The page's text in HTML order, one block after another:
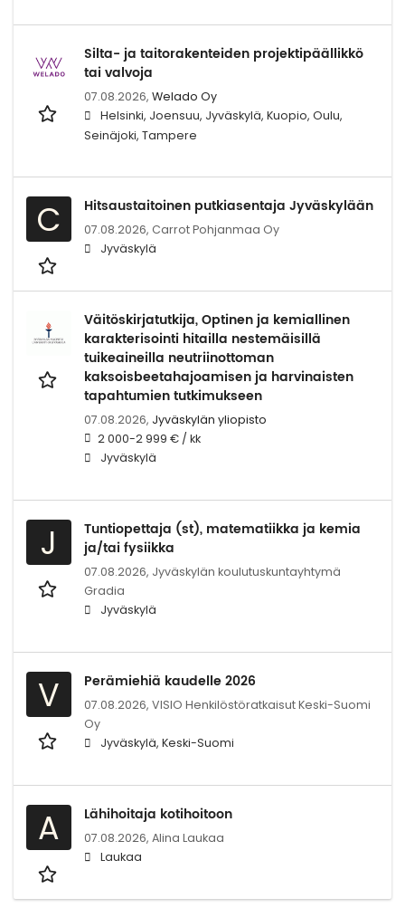
Silta- ja taitorakenteiden projektipäällikkö
tai valvoja
07.08.2026, Welado Oy
Helsinki, Joensuu, Jyväskylä, Kuopio, Oulu,
Seinäjoki, Tampere
C Hitsaustaitoinen putkiasentaja Jyväskylään
07.08.2026, Carrot Pohjanmaa Oy
Jyväskylä
Väitöskirjatutkija, Optinen ja kemiallinen
karakterisointi hitailla nestemäisillä
tuikeaineilla neutriinottoman
kaksoisbeetahajoamisen ja harvinaisten
tapahtumien tutkimukseen
07.08.2026, Jyväskylän yliopisto
2 000-2 999 € / kk
Jyväskylä
J
Tuntiopettaja (st), matematiikka ja kemia
ja/tai fysiikka
07.08.2026, Jyväskylän koulutuskuntayhtymä
Gradia
Jyväskylä
V Perämiehiä kaudelle 2026
07.08.2026, VISIO Henkilöstöratkaisut Keski-Suomi
Oy
Jyväskylä, Keski-Suomi
A Lähihoitaja kotihoitoon
07.08.2026, Alina Laukaa
Laukaa